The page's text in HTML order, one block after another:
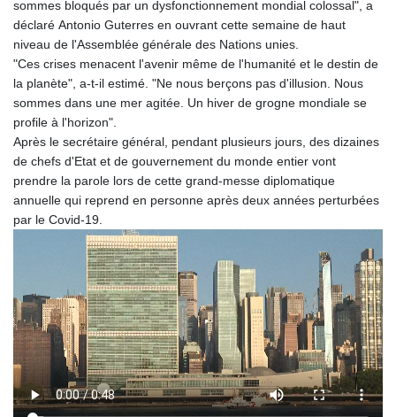
sommes bloqués par un dysfonctionnement mondial colossal", a
déclaré Antonio Guterres en ouvrant cette semaine de haut
niveau de l'Assemblée générale des Nations unies.
"Ces crises menacent l'avenir même de l'humanité et le destin de
la planète", a-t-il estimé. "Ne nous berçons pas d'illusion. Nous
sommes dans une mer agitée. Un hiver de grogne mondiale se
profile à l'horizon".
Après le secrétaire général, pendant plusieurs jours, des dizaines
de chefs d'Etat et de gouvernement du monde entier vont
prendre la parole lors de cette grand-messe diplomatique
annuelle qui reprend en personne après deux années perturbées
par le Covid-19.